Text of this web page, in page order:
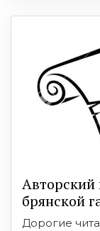
Авторский
брянской
Дорогие